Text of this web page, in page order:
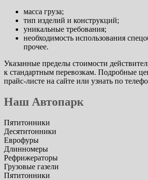
масса груза;
тип изделий и конструкций;
уникальные требования;
необходимость использования
прочее.
Указанные пределы стоимости
к стандартным перевозкам. Подробные
прайс-листе на сайте или узнать по
Наш Автопарк
Пятитонники
Десятитонники
Еврофуры
Длинномеры
Рефрижераторы
Грузовые газели
Пятитонники